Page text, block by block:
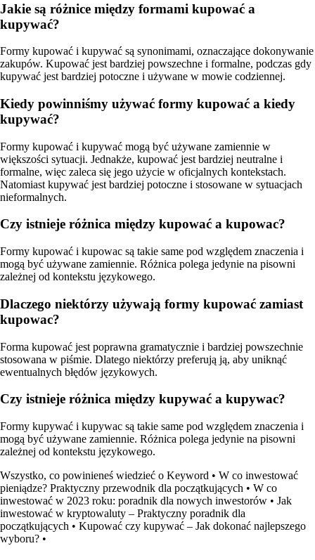
Jakie są różnice między formami kupować a
kupywać?
Formy kupować i kupywać są synonimami, oznaczające dokonywanie
zakupów. Kupować jest bardziej powszechne i formalne, podczas gdy
kupywać jest bardziej potoczne i używane w mowie codziennej.
Kiedy powinniśmy używać formy kupować a kiedy
kupywać?
Formy kupować i kupywać mogą być używane zamiennie w
większości sytuacji. Jednakże, kupować jest bardziej neutralne i
formalne, więc zaleca się jego użycie w oficjalnych kontekstach.
Natomiast kupywać jest bardziej potoczne i stosowane w sytuacjach
nieformalnych.
Czy istnieje różnica między kupować a kupowac?
Formy kupować i kupowac są takie same pod względem znaczenia i
mogą być używane zamiennie. Różnica polega jedynie na pisowni
zależnej od kontekstu językowego.
Dlaczego niektórzy używają formy kupować zamiast
kupowac?
Forma kupować jest poprawna gramatycznie i bardziej powszechnie
stosowana w piśmie. Dlatego niektórzy preferują ją, aby uniknąć
ewentualnych błędów językowych.
Czy istnieje różnica między kupywać a kupywac?
Formy kupywać i kupywac są takie same pod względem znaczenia i
mogą być używane zamiennie. Różnica polega jedynie na pisowni
zależnej od kontekstu językowego.
Wszystko, co powinieneś wiedzieć o Keyword • W co inwestować
pieniądze? Praktyczny przewodnik dla początkujących • W co
inwestować w 2023 roku: poradnik dla nowych inwestorów • Jak
inwestować w kryptowaluty – Praktyczny poradnik dla
początkujących • Kupować czy kupywać – Jak dokonać najlepszego
wyboru? •